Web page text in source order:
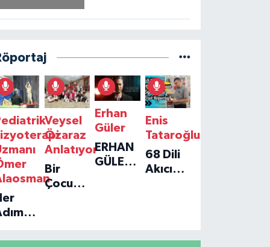
Veysel
Özaraz
Anlatıyor
Bir
Çocuğun
Yolculuğu
Erhan
Güler
ERHAN
GÜLER'IN
Enis
Tataroğlu
68 Dili
Akıcı